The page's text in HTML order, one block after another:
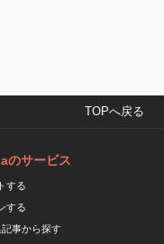
TOPへ戻る
のサービス
する
する
事から探す